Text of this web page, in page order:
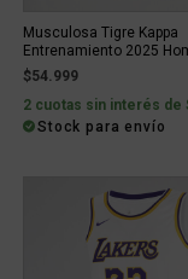
Musculosa Tigre Kappa
Entrenamiento 2025
$54.999
2 cuotas sin interés de
Stock para envío